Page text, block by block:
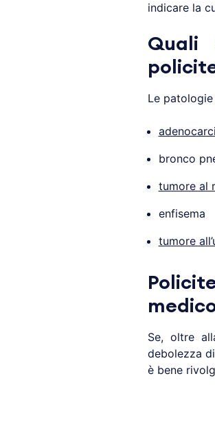
indicare la
Quali
Le
bronco
tumore al
enfisema
tumore
Se, oltre
debolezza
è bene